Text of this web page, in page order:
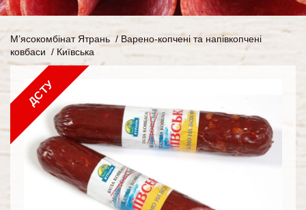
М’ясокомбінат Ятрань / Варено-копчені та напівкопчені
ковбаси / Київська
ДСТУ